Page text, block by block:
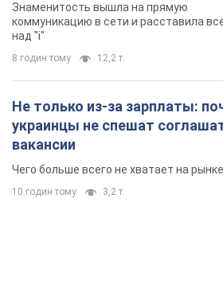
Знаменитость вышла на прямую
коммуникацию в сети и расставила
над "i"
8 годин тому 12,2 т.
Не только из-за зарплаты:
украинцы не спешат
вакансии
Чего больше всего не хватает на
10 годин тому 3,2 т.